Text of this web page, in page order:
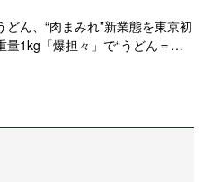
どん、“肉まみれ”新業態を東京初
1kg「爆担々」で“うどん＝軽